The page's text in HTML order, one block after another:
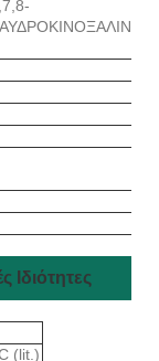
Ιδιότητες
(lit.)